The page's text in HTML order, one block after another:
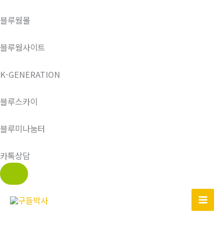
블루웜몰
블루웜사이트
K-GENERATION
블루스카이
블루미나눔터
카톡상담